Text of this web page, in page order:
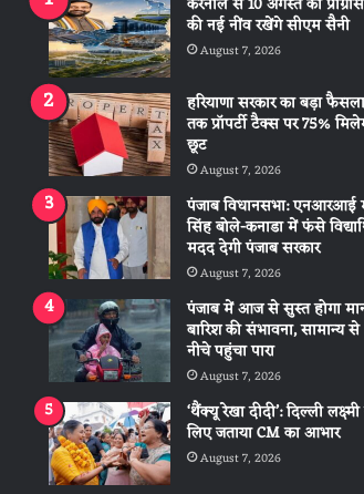
की नई नींव रखेंगे सीएम सैनी
August 7, 2026
हरियाणा सरकार का बड़ा
तक प्रॉपर्टी टैक्स पर 75%
छूट
August 7, 2026
पंजाब विधानसभा: एनआरआई
सिंह बोले-कनाडा में फंसे
मदद देगी पंजाब सरकार
August 7, 2026
पंजाब में आज से सुस्त होगा
बारिश की संभावना, सामान्य से
नीचे पहुंचा पारा
August 7, 2026
‘थैंक्यू रेखा दीदी’: दिल्ली
लिए जताया CM का आभार
August 7, 2026